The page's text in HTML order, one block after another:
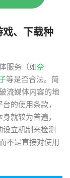
、下载种
服务（如奈
等是否合法。简
流媒体内容的地
的使用条款，
就较为普遍，
立机制来检测
不是直接对使用